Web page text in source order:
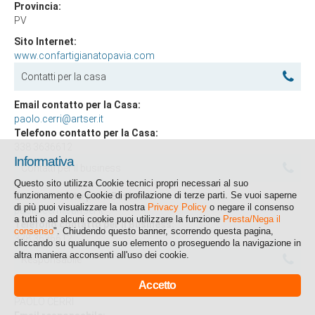
Provincia:
PV
Sito Internet:
www.confartigianatopavia.com
Contatti per la casa
Email contatto per la Casa:
paolo.cerri@artser.it
Telefono contatto per la Casa:
Contatti per il business
Email contatto per il Business:
paolo.cerri@artser.it
Telefono contatto per il Business:
338 3636612
Responsabile
Informativa
Questo sito utilizza Cookie tecnici propri necessari al suo
funzionamento e Cookie di profilazione di terze parti. Se vuoi saperne
di più puoi visualizzare la nostra Privacy Policy o negare il consenso
a tutti o ad alcuni cookie puoi utilizzare la funzione Presta/Nega il
consenso". Chiudendo questo banner, scorrendo questa pagina,
cliccando su qualunque suo elemento o proseguendo la navigazione in
altra maniera acconsenti all'uso dei cookie.
Accetto